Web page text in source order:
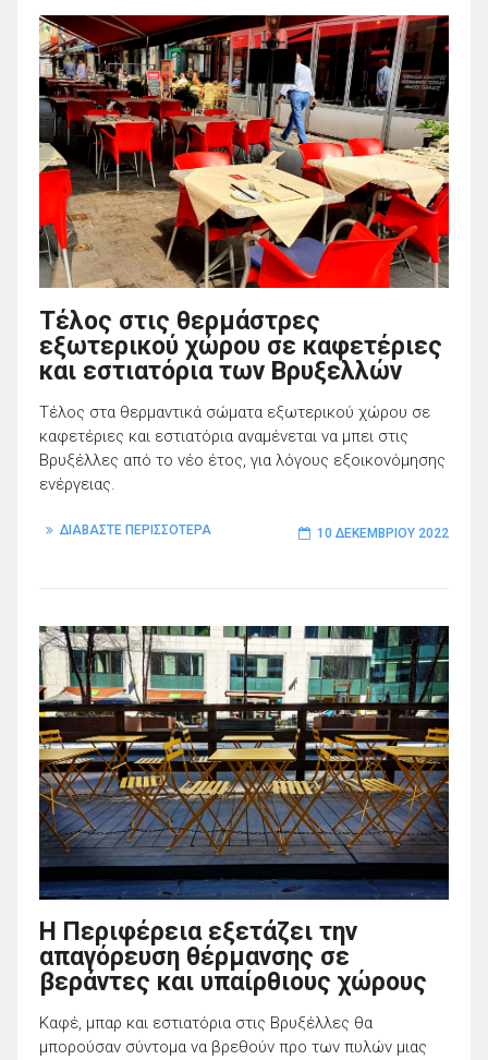
Τέλος στις θερμάστρες
εξωτερικού χώρου σε καφετέριες
και εστιατόρια των Βρυξελλών
Τέλος στα θερμαντικά σώματα εξωτερικού χώρου σε
καφετέριες και εστιατόρια αναμένεται να μπει στις
Βρυξέλλες από το νέο έτος, για λόγους εξοικονόμησης
ενέργειας.
ΔΙΑΒΑΣΤΕ ΠΕΡΙΣΣΟΤΕΡΑ 10 ΔΕΚΕΜΒΡΊΟΥ 2022
Η Περιφέρεια εξετάζει την
απαγόρευση θέρμανσης σε
βεράντες και υπαίρθιους χώρους
Καφέ, μπαρ και εστιατόρια στις Βρυξέλλες θα
μπορούσαν σύντομα να βρεθούν προ των πυλών μιας